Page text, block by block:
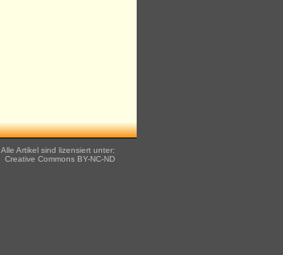
Alle Artikel sind lizensiert unter:
Creative Commons BY-NC-ND